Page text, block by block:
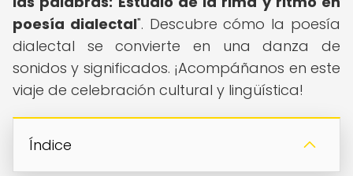
poesía dialectal". Descubre cómo la poesía
dialectal se convierte en una danza de
sonidos y significados. ¡Acompáñanos en este
viaje de celebración cultural y lingüística!
Índice